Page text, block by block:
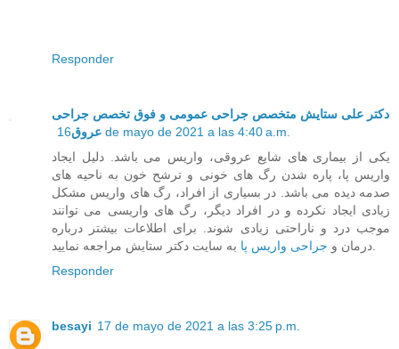
Responder
دکتر علی ستایش متخصص جراحی عمومی و فوق تخصص جراحی
عروق 16 de mayo de 2021 a las 4:40 a.m.
یکی از بیماری های شایع عروقی، واریس می باشد. دلیل ایجاد
واریس پا، پاره شدن رگ های خونی و ترشح خون به ناحیه های
صدمه دیده می باشد. در بسیاری از افراد، رگ های واریس مشکل
زیادی ایجاد نکرده و در افراد دیگر، رگ های واریسی می توانند
موجب درد و ناراحتی زیادی شوند. برای اطلاعات بیشتر درباره
درمان و جراحی واریس پا
به سایت دکتر ستایش مراجعه نمایید.
Responder
besayi 17 de mayo de 2021 a las 3:25 p.m.